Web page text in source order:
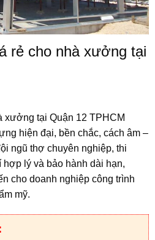
rẻ cho nhà xưởng tại
xưởng tại Quận 12 TPHCM
hiện đại, bền chắc, cách âm –
ngũ thợ chuyên nghiệp, thi
lý và bảo hành dài hạn,
cho doanh nghiệp công trình
mỹ.